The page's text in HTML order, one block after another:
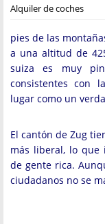
Alquiler de coches
pies de las
a una altitud de
suiza es muy
consistentes con
lugar como un
El cantón de Zug
más liberal, lo que
de gente rica.
ciudadanos no se